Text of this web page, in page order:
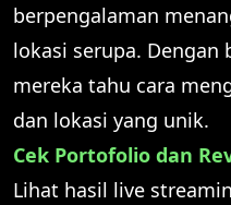
berpengalaman
lokasi serupa. Dengan
mereka tahu cara
dan lokasi yang unik.
Cek Portofolio dan
Lihat hasil live